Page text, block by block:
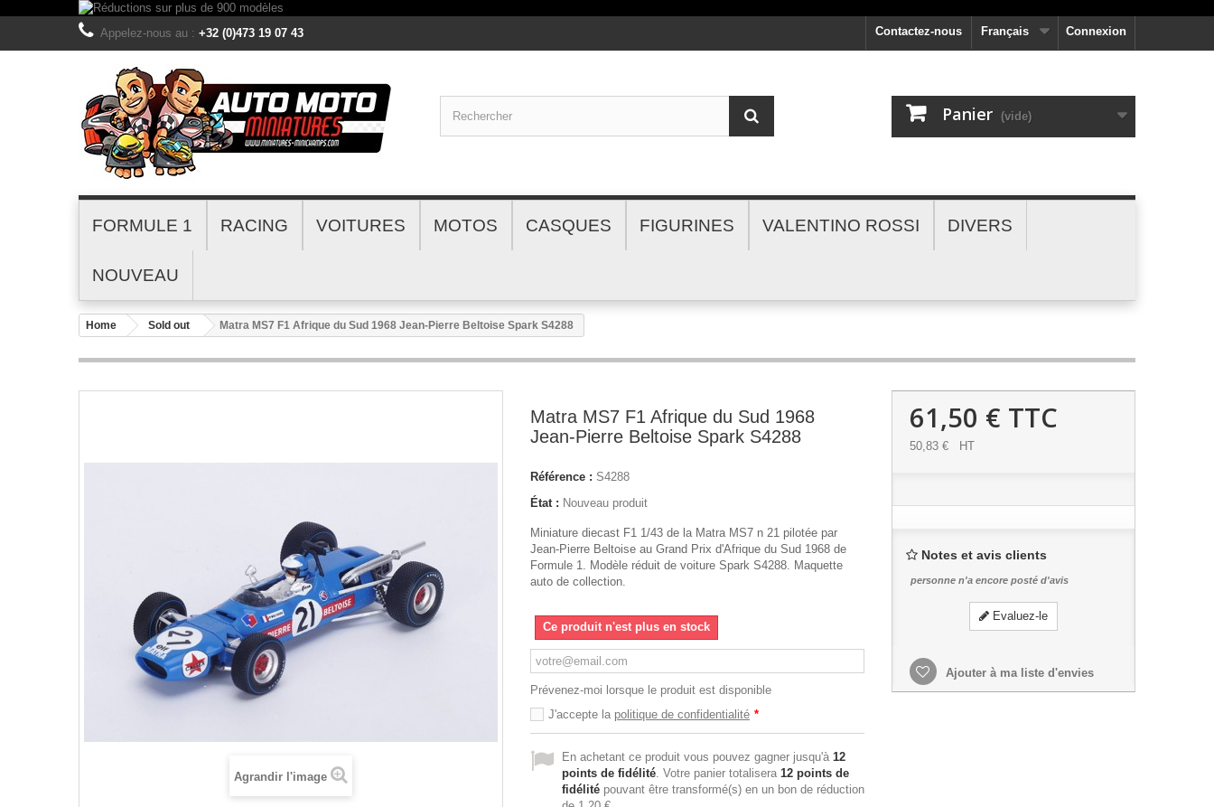
Connexion
Français
Contactez-nous
Appelez-nous au : +32 (0)473 19 07 43
Panier (vide)
FORMULE 1 RACING VOITURES MOTOS CASQUES FIGURINES VALENTINO ROSSI DIVERS
NOUVEAU
Home Sold out Matra MS7 F1 Afrique du Sud 1968 Jean-Pierre Beltoise Spark S4288
Agrandir l'image
Matra MS7 F1 Afrique du Sud 1968
Jean-Pierre Beltoise Spark S4288
Référence : S4288
État : Nouveau produit
Miniature diecast F1 1/43 de la Matra MS7 n 21 pilotée par
Jean-Pierre Beltoise au Grand Prix d'Afrique du Sud 1968 de
Formule 1. Modèle réduit de voiture Spark S4288. Maquette
auto de collection.
Ce produit n'est plus en stock
Prévenez-moi lorsque le produit est disponible
J'accepte la politique de confidentialité *
En achetant ce produit vous pouvez gagner jusqu'à 12
points de fidélité. Votre panier totalisera 12 points de
fidélité pouvant être transformé(s) en un bon de réduction
61,50 € TTC
50,83 € HT
Notes et avis clients
personne n'a encore posté d'avis
Evaluez-le
Ajouter à ma liste d'envies